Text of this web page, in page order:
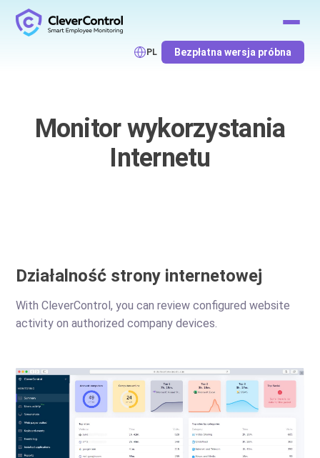
PL Bezpłatna wersja próbna
Monitor wykorzystania
Internetu
Działalność strony internetowej
With CleverControl, you can review configured website
activity on authorized company devices.